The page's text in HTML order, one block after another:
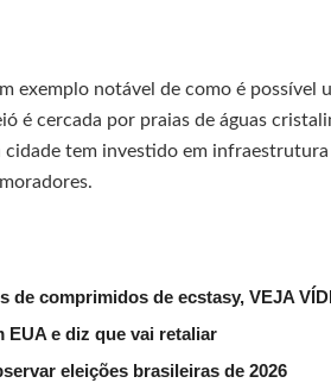
exemplo notável de como é possível
é cercada por praias de águas
tem investido em infraestrutura
comprimidos de ecstasy, VEJA
e diz que vai retaliar
eleições brasileiras de 2026